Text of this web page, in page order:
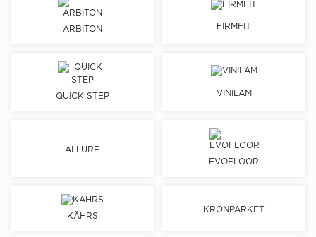
ARBITON FIRMFIT
QUICK STEP VINILAM
ALLURE
EVOFLOOR
KÄHRS
KRONPARKET